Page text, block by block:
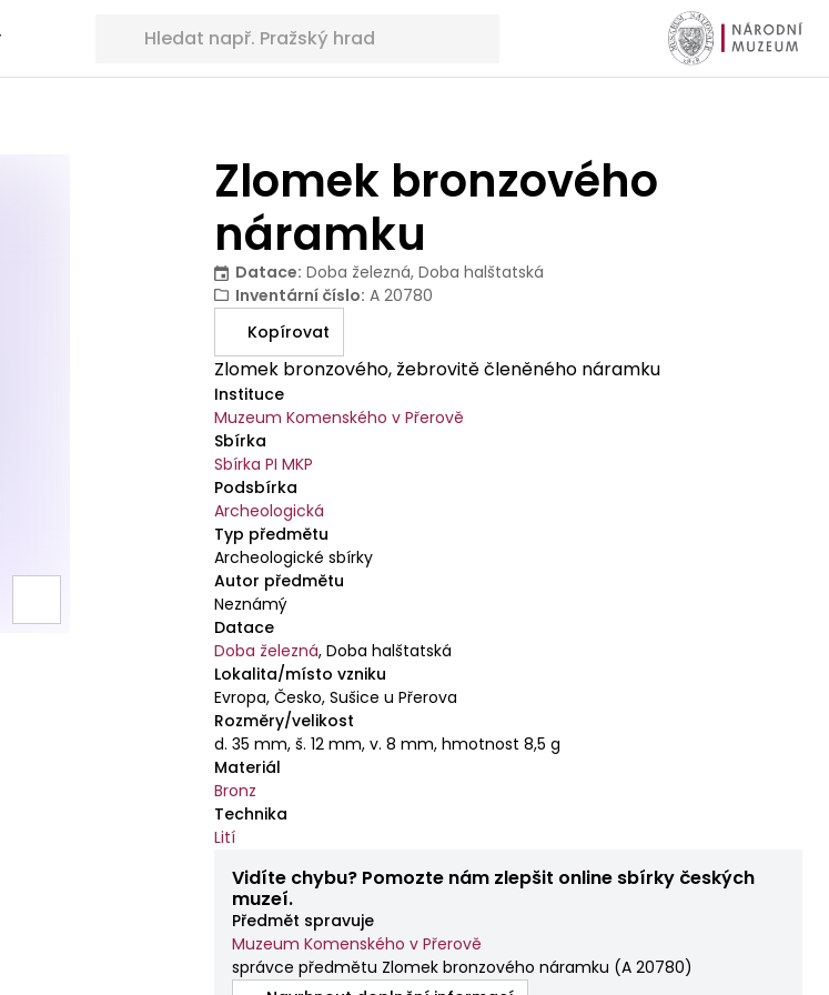
Zlomek bronzového
náramku
Datace: Doba železná, Doba halštatská
Inventární číslo: A 20780
Kopírovat
Zlomek bronzového, žebrovitě členěného náramku
Instituce
Muzeum Komenského v Přerově
Sbírka
Sbírka PI MKP
Podsbírka
Archeologická
Typ předmětu
Archeologické sbírky
Autor předmětu
Neznámý
Datace
Doba železná,Doba halštatská
Lokalita/místo vzniku
Evropa, Česko, Sušice u Přerova
Rozměry/velikost
d. 35 mm, š. 12 mm, v. 8 mm, hmotnost 8,5 g
Materiál
Bronz
Technika
Lití
Vidíte chybu? Pomozte nám zlepšit online sbírky českých
muzeí.
Předmět spravuje
Muzeum Komenského v Přerově
správce předmětu Zlomek bronzového náramku (A 20780)